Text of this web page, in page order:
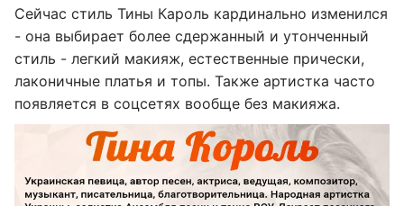
Сейчас стиль Тины Кароль кардинально изменился
- она выбирает более сдержанный и утонченный
стиль - легкий макияж, естественные прически,
лаконичные платья и топы. Также артистка часто
появляется в соцсетях вообще без макияжа.